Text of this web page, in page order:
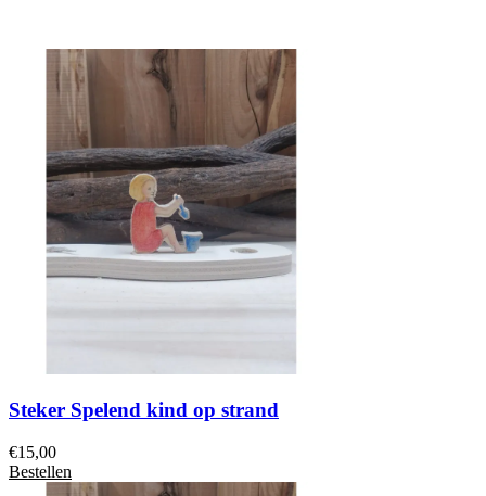
Steker Spelend kind op strand
€15,00
Bestellen